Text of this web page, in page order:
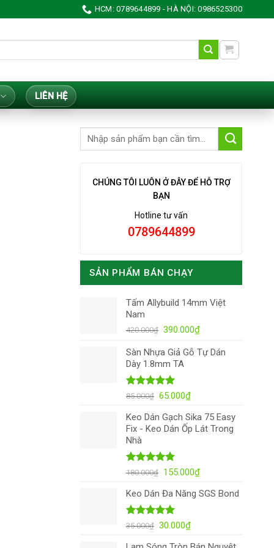
HCM: 0789644899 - HÀ NỘI: 0986525300
LIÊN HỆ
CHÚNG TÔI LUÔN Ở ĐÂY ĐỂ HỖ TRỢ
BẠN
Hotline tư vấn
0789644899
SẢN PHẨM BÁN CHẠY
Tấm Allybuild 14mm Việt
Nam
420.000₫ Giá
là:
420.000₫.
390.000₫Giá
tại
Sàn Nhựa Giả Gỗ Tự Dán
Dày 1.8mm TA
Được xếp
5 sao
85.000₫ Giá
là:
85.000₫.
65.000₫Giá
tại
là:
Keo Dán Gạch Sika 75 Easy
Fix - Keo Dán Ốp Lát Trong
Nhà
Được xếp
5 sao
180.000₫ Giá
là:
180.000₫.
155.000₫Giá
tại
Keo Dán Đa Năng SGS Bond
Được xếp
5 sao
35.000₫ Giá
30.000₫Giá